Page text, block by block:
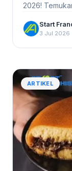
2026!
Start
3 Jul 2026
ARTIKEL